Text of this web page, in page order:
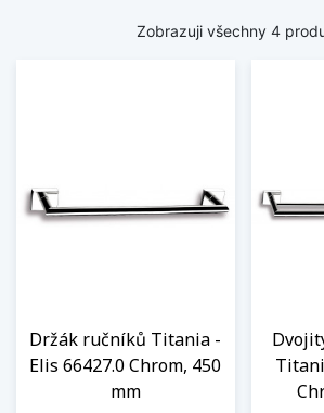
Zobrazuji všechny 4
Držák ručníků Titania -
Elis 66427.0 Chrom, 450
mm